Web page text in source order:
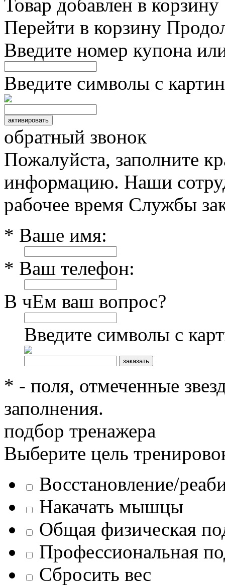
Товар добавлен в корзину
Перейти в корзину
Введите номер купона
Введите символы с
обратный звонок
Пожалуйста, заполните
информацию. Наши
рабочее время Службы
* Ваше имя:
* Ваш телефон:
В чЕм ваш вопрос?
Введите символы с
* - поля, отмеченные
заполнения.
подбор тренажера
Выберите цель
Восстановление/
Накачать мышцы
Общая физическая
Профессиональная
Сбросить вес